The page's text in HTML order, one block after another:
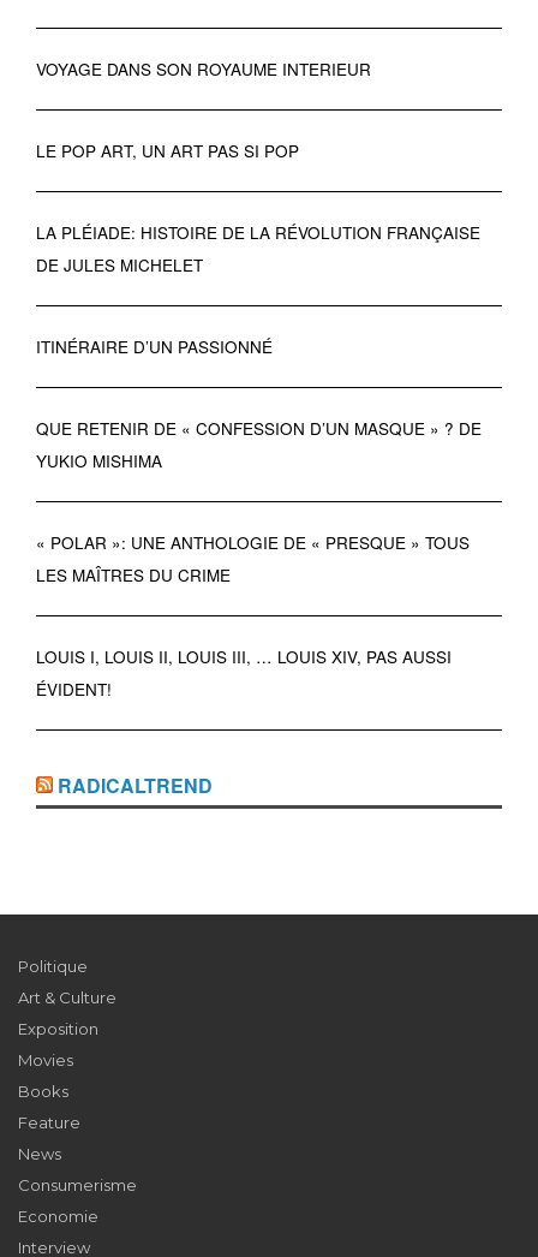
VOYAGE DANS SON ROYAUME INTERIEUR
LE POP ART, UN ART PAS SI POP
LA PLÉIADE: HISTOIRE DE LA RÉVOLUTION FRANÇAISE
DE JULES MICHELET
ITINÉRAIRE D’UN PASSIONNÉ
QUE RETENIR DE « CONFESSION D’UN MASQUE » ? DE
YUKIO MISHIMA
« POLAR »: UNE ANTHOLOGIE DE « PRESQUE » TOUS
LES MAÎTRES DU CRIME
LOUIS I, LOUIS II, LOUIS III, … LOUIS XIV, PAS AUSSI
ÉVIDENT!
RADICALTREND
Politique
Art & Culture
Exposition
Movies
Books
Feature
News
Consumerisme
Economie
Interview